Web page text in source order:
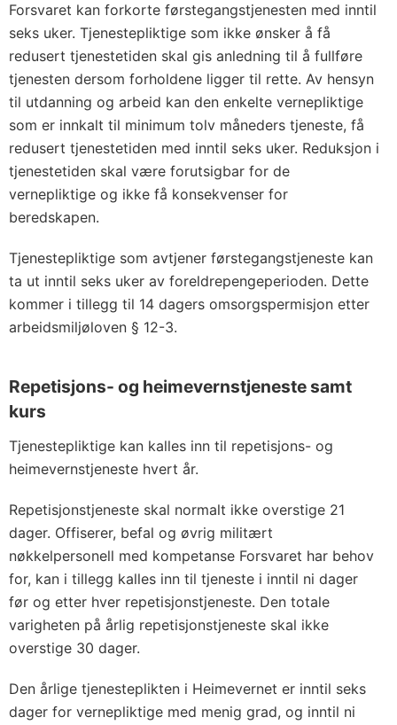
Forsvaret kan forkorte førstegangstjenesten med inntil
seks uker. Tjenestepliktige som ikke ønsker å få
redusert tjenestetiden skal gis anledning til å fullføre
tjenesten dersom forholdene ligger til rette. Av hensyn
til utdanning og arbeid kan den enkelte vernepliktige
som er innkalt til minimum tolv måneders tjeneste, få
redusert tjenestetiden med inntil seks uker. Reduksjon i
tjenestetiden skal være forutsigbar for de
vernepliktige og ikke få konsekvenser for
beredskapen.
Tjenestepliktige som avtjener førstegangstjeneste kan
ta ut inntil seks uker av foreldrepengeperioden. Dette
kommer i tillegg til 14 dagers omsorgspermisjon etter
arbeidsmiljøloven § 12-3.
Repetisjons- og heimevernstjeneste samt
kurs
Tjenestepliktige kan kalles inn til repetisjons- og
heimevernstjeneste hvert år.
Repetisjonstjeneste skal normalt ikke overstige 21
dager. Offiserer, befal og øvrig militært
nøkkelpersonell med kompetanse Forsvaret har behov
for, kan i tillegg kalles inn til tjeneste i inntil ni dager
før og etter hver repetisjonstjeneste. Den totale
varigheten på årlig repetisjonstjeneste skal ikke
overstige 30 dager.
Den årlige tjenesteplikten i Heimevernet er inntil seks
dager for vernepliktige med menig grad, og inntil ni